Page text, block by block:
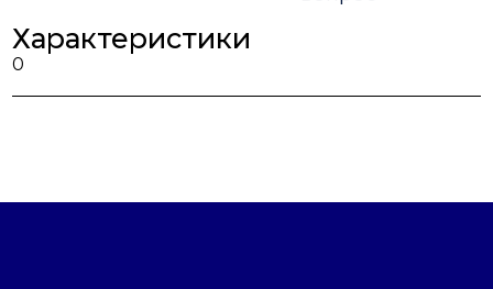
Характеристики
0